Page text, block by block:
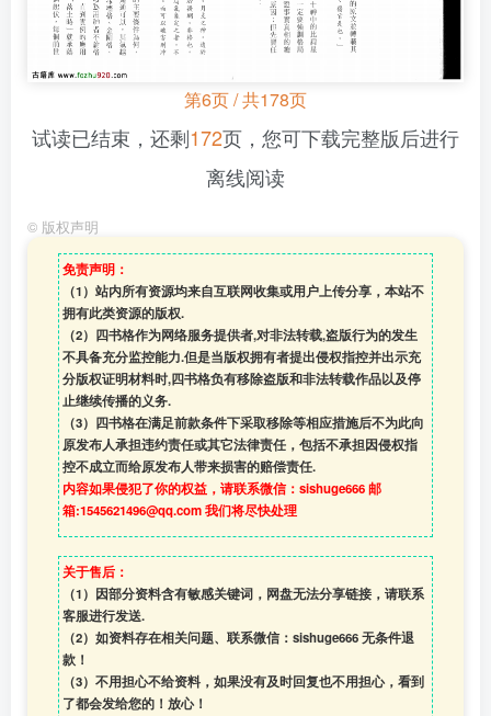
第6页 / 共178页
试读已结束，还剩172页，您可下载完整版后进行
离线阅读
© 版权声明
免责声明：
（1）站内所有资源均来自互联网收集或用户上传分享，本站不
拥有此类资源的版权.
（2）四书格作为网络服务提供者,对非法转载,盗版行为的发生
不具备充分监控能力.但是当版权拥有者提出侵权指控并出示充
分版权证明材料时,四书格负有移除盗版和非法转载作品以及停
止继续传播的义务.
（3）四书格在满足前款条件下采取移除等相应措施后不为此向
原发布人承担违约责任或其它法律责任，包括不承担因侵权指
控不成立而给原发布人带来损害的赔偿责任.
内容如果侵犯了你的权益，请联系微信：sishuge666 邮
箱:1545621496@qq.com 我们将尽快处理
关于售后：
（1）因部分资料含有敏感关键词，网盘无法分享链接，请联系
客服进行发送.
（2）如资料存在相关问题、联系微信：sishuge666 无条件退
款！
（3） 不用担心不给资料，如果没有及时回复也不用担心，看到
了都会发给您的！放心！